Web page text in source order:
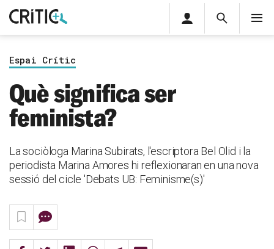
Cerca
privada
Inicia sessió
Espai Crític
Què significa ser
feminista?
La sociòloga Marina Subirats, l'escriptora Bel Olid i la
periodista Marina Amores hi reflexionaran en una nova
sessió del cicle 'Debats UB: Feminisme(s)'